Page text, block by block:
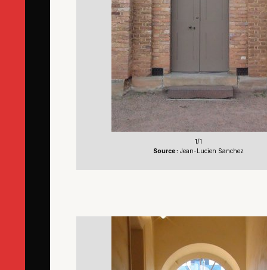
1/1
Source : Jean-Lucien Sanchez